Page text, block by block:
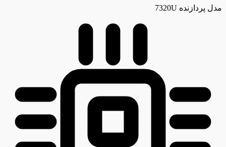
مدل پردازنده 7320U